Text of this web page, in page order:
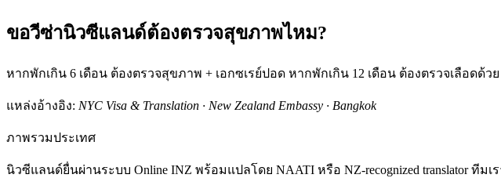
ขอวีซ่านิวซีแลนด์ต้องตรวจสุขภาพไหม?
หากพักเกิน 6 เดือน ต้องตรวจสุขภาพ + เอกซเรย์ปอด หากพักเกิน 12 เดือน ต้องตรวจเลือดด้วย
แหล่งอ้างอิง: NYC Visa & Translation · New Zealand Embassy · Bangkok
ภาพรวมประเทศ
นิวซีแลนด์ยื่นผ่านระบบ Online INZ พร้อมแปลโดย NAATI หรือ NZ-recognized translator ทีมเ